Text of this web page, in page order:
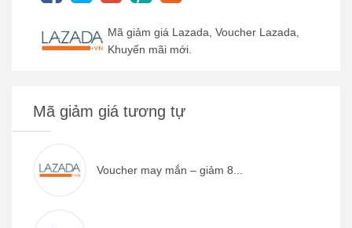
Mã giảm giá Lazada, Voucher Lazada,
Khuyến mãi mới.
Mã giảm giá tương tự
Voucher may mắn – giảm 8...